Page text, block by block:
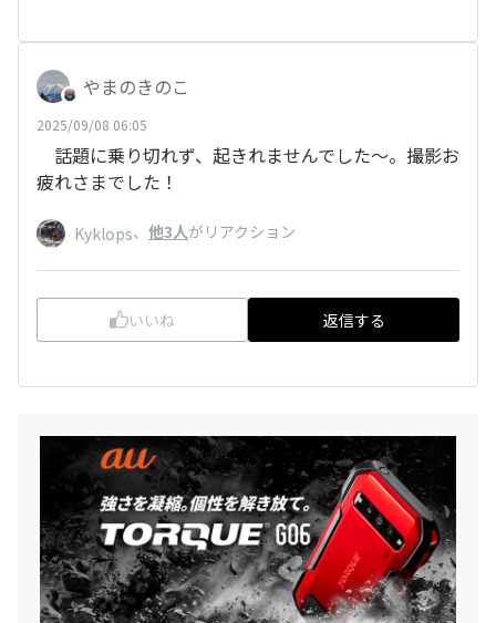
やまのきのこ
2025/09/08 06:05
話題に乗り切れず、起きれませんでした～。撮影お
疲れさまでした！
Kyklops、 他3人がリアクション
いいね 返信する